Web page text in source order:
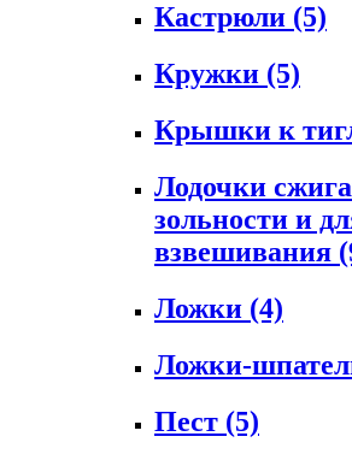
Кастрюли (5)
Кружки (5)
Крышки к
Лодочки
зольности и
взвешивания
Ложки (4)
Ложки-
Пест (5)